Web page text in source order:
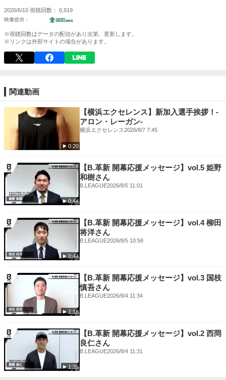
2026/6/10 視聴回数 6,919
※視聴回数はデータの配信があり次第、更新します。
※リンクは外部サイトの場合があります。
関連動画
0:20
【横浜エクセレンス】新加入選手挨拶！-
アロン・レーガン-
横浜エクセレンス2026/8/7 7:45
0:44
【B.革新 開幕応援メッセージ】vol.5 姫野
和樹さん
B.LEAGUE2026/8/5 11:01
0:44
【B.革新 開幕応援メッセージ】vol.4 柳田
将洋さん
B.LEAGUE2026/8/5 10:58
1:18
【B.革新 開幕応援メッセージ】vol.3 国枝
慎吾さん
B.LEAGUE2026/8/4 11:34
1:35
【B.革新 開幕応援メッセージ】vol.2 西岡
良仁さん
B.LEAGUE2026/8/4 11:31